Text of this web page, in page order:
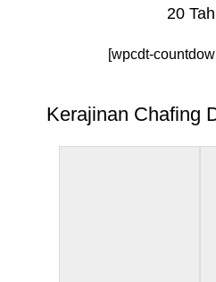
20
[wpcdt-
Kerajinan Chafing